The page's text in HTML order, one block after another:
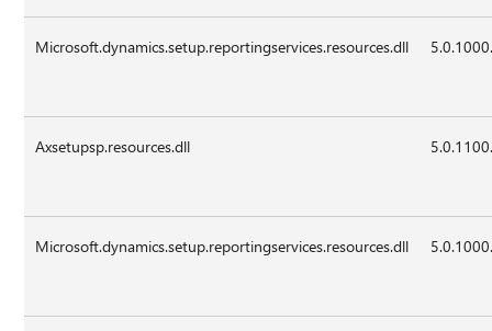
Microsoft.dynamics.setup.reportingservices.resources.dll
Axsetupsp.resources.dll
Microsoft.dynamics.setup.reportingservices.resources.dll